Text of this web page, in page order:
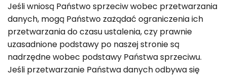
Jeśli wniosą Państwo sprzeciw wobec przetwarzania
danych, mogą Państwo zażądać ograniczenia ich
przetwarzania do czasu ustalenia, czy prawnie
uzasadnione podstawy po naszej stronie są
nadrzędne wobec podstawy Państwa sprzeciwu.
Jeśli przetwarzanie Państwa danych odbywa się